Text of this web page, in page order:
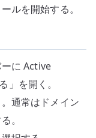
ルを開始する。
に Active
を開く。
通常はドメイン
。